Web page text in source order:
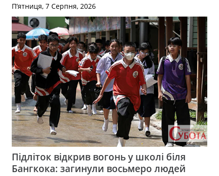
П’ятниця, 7 Серпня, 2026
Підліток відкрив вогонь у школі біля
Бангкока: загинули восьмеро людей